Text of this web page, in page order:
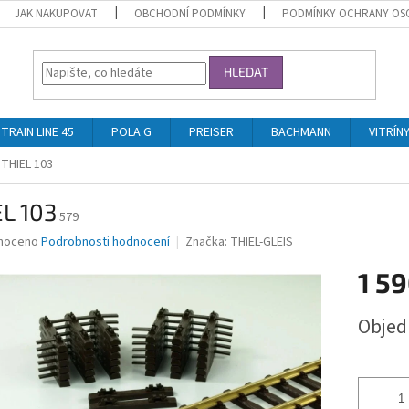
JAK NAKUPOVAT OBCHODNÍ PODMÍNKY PODMÍNKY OCHRANY
HLEDAT
TRAIN LINE 45 POLA G PREISER BACHMANN
THIEL 103
103 579
Podrobnosti hodnocení Značka: THIEL-GLEIS
1
cena: